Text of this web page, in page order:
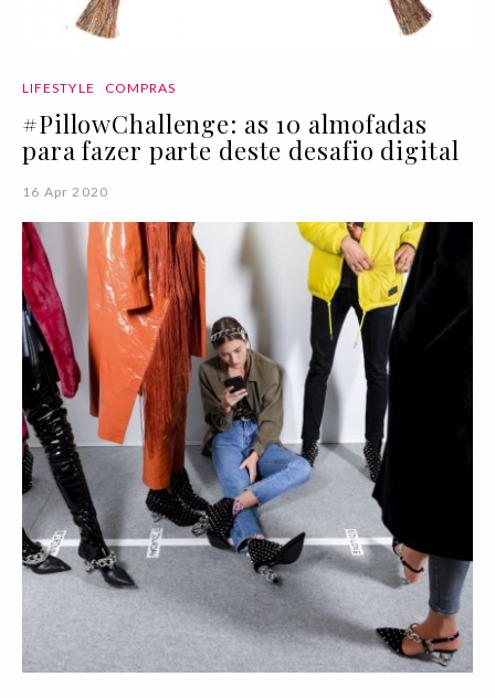
LIFESTYLE COMPRAS
#PillowChallenge: as 10 almofadas
para fazer parte deste desafio digital
16 Apr 2020